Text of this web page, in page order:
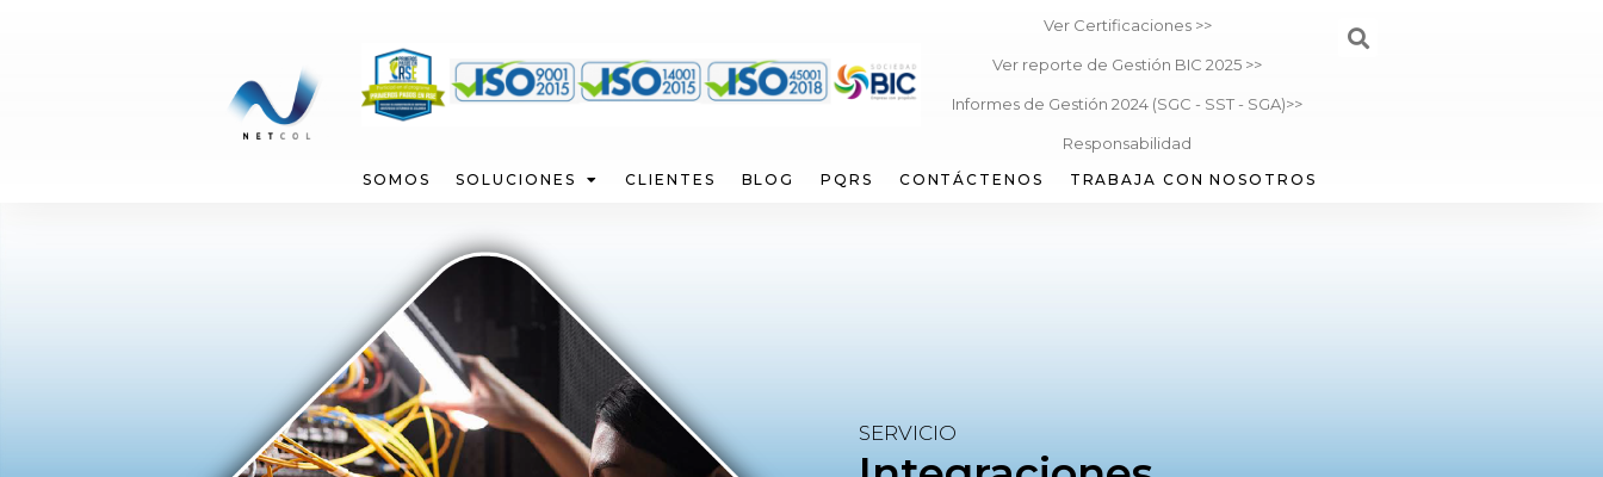
Ver Certificaciones >>
Ver reporte de Gestión BIC 2025 >>
Informes de Gestión 2024 (SGC - SST - SGA)>>
Responsabilidad
SOMOS SOLUCIONES CLIENTES BLOG PQRS CONTÁCTENOS TRABAJA CON NOSOTROS
SERVICIO